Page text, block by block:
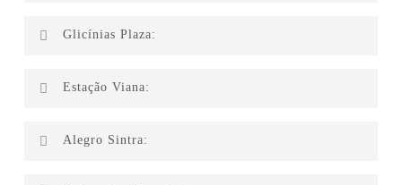
Levi’s
Glicínias Plaza:
Estação Viana:
Alegro Sintra: